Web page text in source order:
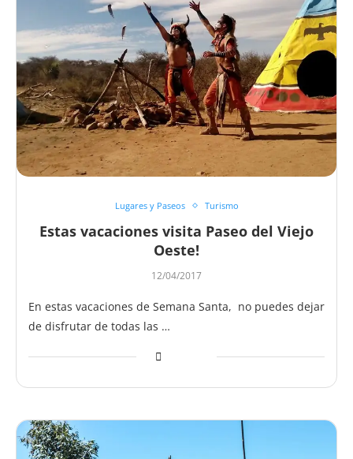
Lugares y Paseos Turismo
Estas vacaciones visita Paseo del Viejo
Oeste!
12/04/2017
En estas vacaciones de Semana Santa, no puedes dejar
de disfrutar de todas las …